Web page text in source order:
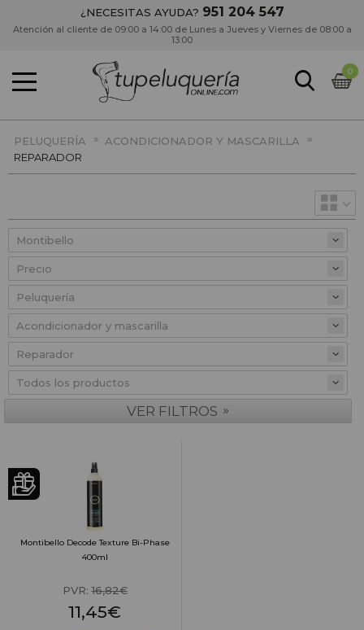
¿NECESITAS AYUDA? 951 204 547
Atención al cliente de 09:00 a 14:00 de Lunes a Jueves y Viernes de 08:00 a
13:00
0
PELUQUERÍA » ACONDICIONADOR Y MASCARILLA
»
REPARADOR
Precio
VER FILTROS »
Montibello Decode Texture Bi-Phase
400ml
PVR:16,82€
11,45€